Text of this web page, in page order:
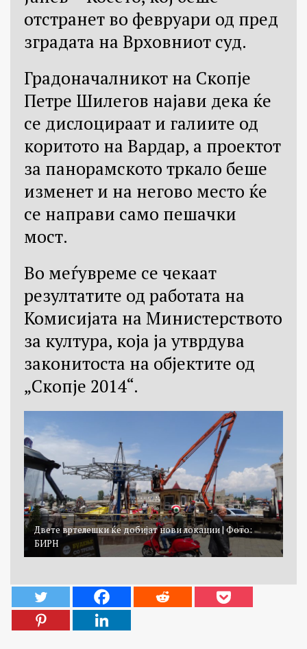
отстранет во февруари од пред
зградата на Врховниот суд.
Градоначалникот на Скопје
Петре Шилегов најави дека ќе
се дислоцираат и галиите од
коритото на Вардар, а проектот
за панорамското тркало беше
изменет и на негово место ќе
се направи само пешачки
мост.
Во меѓувреме се чекаат
резултатите од работата на
Комисијата на Министерството
за култура, која ја утврдува
законитоста на објектите од
„Скопје 2014“.
Двете вртелешки ќе добијат нови локации | Фото:
БИРН